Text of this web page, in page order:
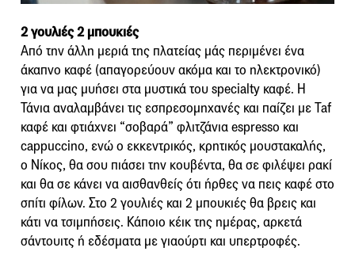
2 γουλιές 2 μπουκιές
Από την άλλη μεριά της πλατείας μάς περιμένει ένα
άκαπνο καφέ (απαγορεύουν ακόμα και το ηλεκτρονικό)
για να μας μυήσει στα μυστικά του specialty καφέ. Η
Τάνια αναλαμβάνει τις εσπρεσομηχανές και παίζει με Taf
καφέ και φτιάχνει “σοβαρά” φλιτζάνια espresso και
cappuccino, ενώ ο εκκεντρικός, κρητικός μουστακαλής,
ο Νίκος, θα σου πιάσει την κουβέντα, θα σε φιλέψει ρακί
και θα σε κάνει να αισθανθείς ότι ήρθες να πεις καφέ στο
σπίτι φίλων. Στο 2 γουλιές και 2 μπουκιές θα βρεις και
κάτι να τσιμπήσεις. Κάποιο κέικ της ημέρας, αρκετά
σάντουιτς ή εδέσματα με γιαούρτι και υπερτροφές.